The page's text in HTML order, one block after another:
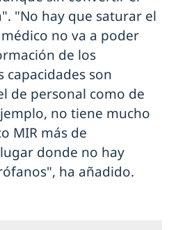
"No hay que saturar el
no va a poder
de los
capacidades son
de personal como de
no tiene mucho
MIR más de
donde no hay
ha añadido.